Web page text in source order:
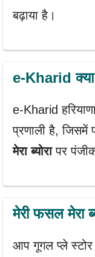
बढ़ाया है।
e-Kharid
e-Kharid
प्रणाली है,
मेरा ब्योरापर
मेरी फसल मेरा
आप गूगल प्ले